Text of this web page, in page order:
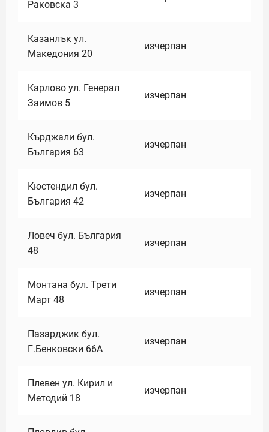
Раковска 3
Казанлък ул.
Македония 20
изчерпан
Карлово ул. Генерал
Заимов 5
изчерпан
Кърджали бул.
България 63
изчерпан
Кюстендил бул.
България 42
изчерпан
Ловеч бул. България
48
изчерпан
Монтана бул. Трети
Март 48
изчерпан
Пазарджик бул.
Г.Бенковски 66А
изчерпан
Плевен ул. Кирил и
Методий 18
изчерпан